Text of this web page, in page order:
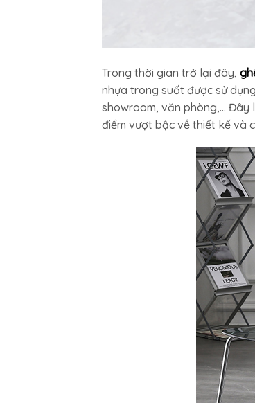
Trong thời gian trở lại đây,
nhựa trong suốt được sử
showroom, văn phòng,… Đây
điểm vượt bậc về thiết kế và